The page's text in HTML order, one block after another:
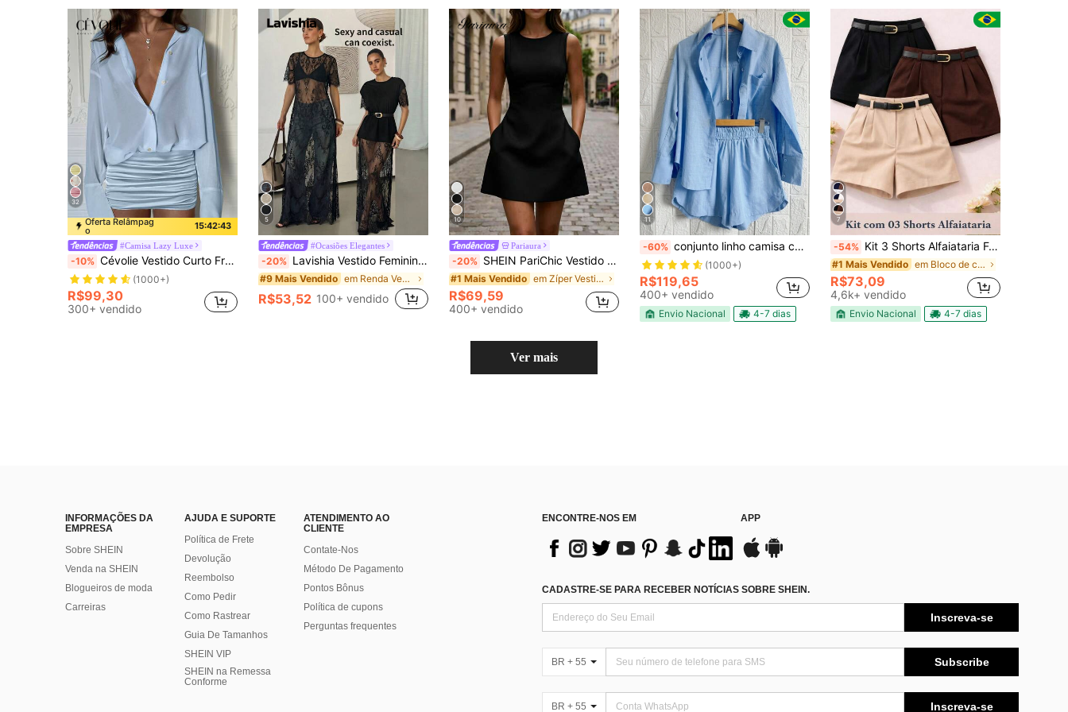
32
Oferta Relâmpag
o 15:42:42
#Camisa Lazy Luxe
-10% Cévolie Vestido Curto Franzido de Cor Sólida Fashionable Feminino 2025
(1000+)
R$99,30
300+ vendido
5
#Ocasiões Elegantes
-20% Lavishia Vestido Feminino de Renda Transparente com Gola Redonda e Manga Curta
#9 Mais Vendido em Renda Vestidos Femininos
R$53,52 100+ vendido
10
Pariaura
-20% SHEIN PariChic Vestido Curto Feminino Novo Primavera/Verão Amarelo Pálido Cintura Marcada Sem Mangas Casual Férias Feriado Diário Elegante Festa
#1 Mais Vendido em Zíper Vestidos Curtos Femininos
R$69,59
400+ vendido
11
-60% conjunto linho camisa com short
(1000+)
R$119,65
400+ vendido
Envio Nacional 4-7 dias
7
-54% Kit 3 Shorts Alfaiataria Feminino Cintura Alta Com Cinto Elegante
#1 Mais Vendido em Bloco de cores Shorts Femininos
R$73,09
4,6k+ vendido
Envio Nacional 4-7 dias
Ver mais
INFORMAÇÕES DA
EMPRESA
Sobre SHEIN
Venda na SHEIN
Blogueiros de moda
Carreiras
AJUDA E SUPORTE
Política de Frete
Devolução
Reembolso
Como Pedir
Como Rastrear
Guia De Tamanhos
SHEIN VIP
SHEIN na Remessa
Conforme
ATENDIMENTO AO
CLIENTE
Contate-Nos
Método De Pagamento
Pontos Bônus
Política de cupons
Perguntas frequentes
ENCONTRE-NOS EM APP
CADASTRE-SE PARA RECEBER NOTÍCIAS SOBRE SHEIN.
Inscreva-se
BR + 55 Subscribe
BR + 55 Inscreva-se